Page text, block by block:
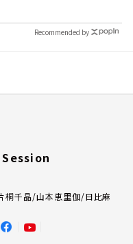
Recommended by
Session
桐千晶/山本恵里伽/日比麻